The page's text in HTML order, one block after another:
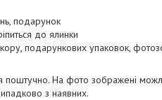
подарунок
до ялинки
подарункових упаковок,
поштучно. На фото зображені
з наявних.